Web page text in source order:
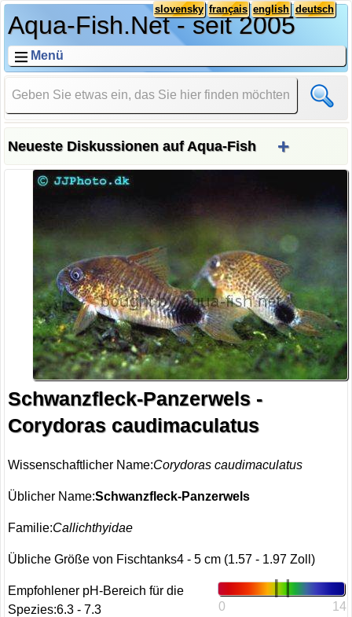
Aqua-Fish.Net - seit 2005
deutsch
english
français
slovensky
Menü
Neueste Diskussionen auf Aqua-Fish +
Schwanzfleck-Panzerwels -
Corydoras caudimaculatus
Wissenschaftlicher Name:Corydoras caudimaculatus
Üblicher Name:Schwanzfleck-Panzerwels
Familie:Callichthyidae
Übliche Größe von Fischtanks4 - 5 cm (1.57 - 1.97 Zoll)
0 14
Empfohlener pH-Bereich für die
Spezies:6.3 - 7.3